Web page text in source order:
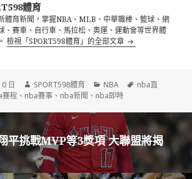
體育
體育新聞，掌握NBA、MLB、中華職棒、籃球、網
、賽車、自行車、馬拉松、奧運、運動會等世界體
檢視「SPORT598體育」的全部文章
日
作
者
SPORT598體育
分
類
NBA
標
nba直
賽程 、 nba賽事 、 nba新聞 、 nba即時
平挑戰MVP等3獎項 大聯盟將揭